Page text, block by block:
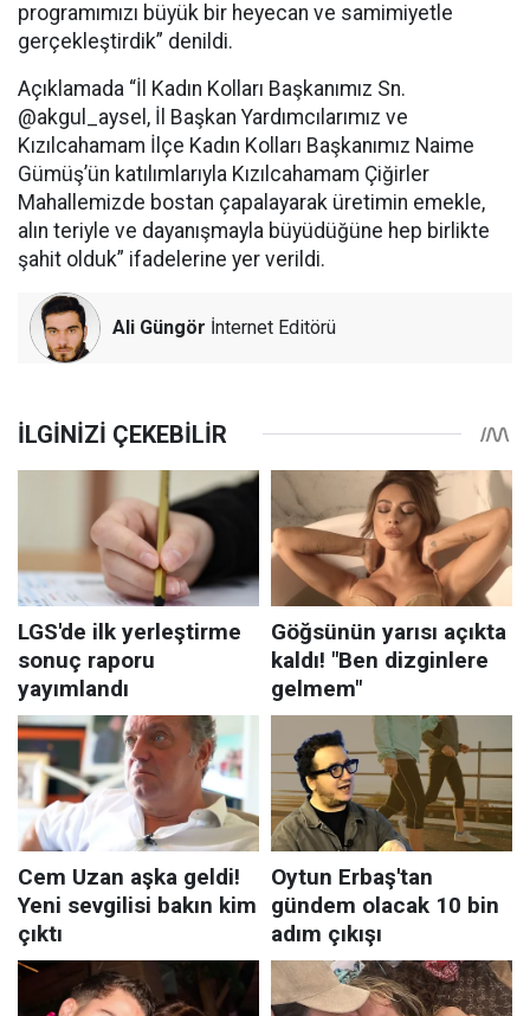
programımızı büyük bir heyecan ve samimiyetle
gerçekleştirdik” denildi.
Açıklamada “İl Kadın Kolları Başkanımız Sn.
@akgul_aysel, İl Başkan Yardımcılarımız ve
Kızılcahamam İlçe Kadın Kolları Başkanımız Naime
Gümüş’ün katılımlarıyla Kızılcahamam Çiğirler
Mahallemizde bostan çapalayarak üretimin emekle,
alın teriyle ve dayanışmayla büyüdüğüne hep birlikte
şahit olduk” ifadelerine yer verildi.
Ali Güngör İnternet Editörü